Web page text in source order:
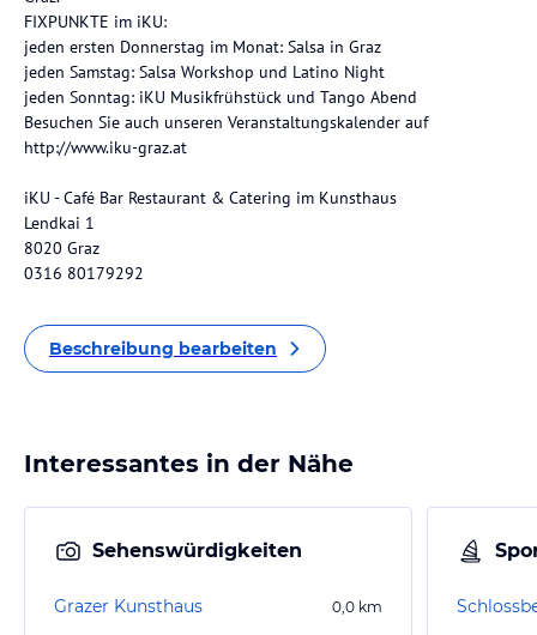
FIXPUNKTE im iKU:
jeden ersten Donnerstag im Monat: Salsa in Graz
jeden Samstag: Salsa Workshop und Latino Night
jeden Sonntag: iKU Musikfrühstück und Tango Abend
Besuchen Sie auch unseren Veranstaltungskalender auf
http://www.iku-graz.at
iKU - Café Bar Restaurant & Catering im Kunsthaus
Lendkai 1
8020 Graz
0316 80179292
Beschreibung bearbeiten
Interessantes in der Nähe
Sehenswürdigkeiten
Grazer Kunsthaus 0,0 km